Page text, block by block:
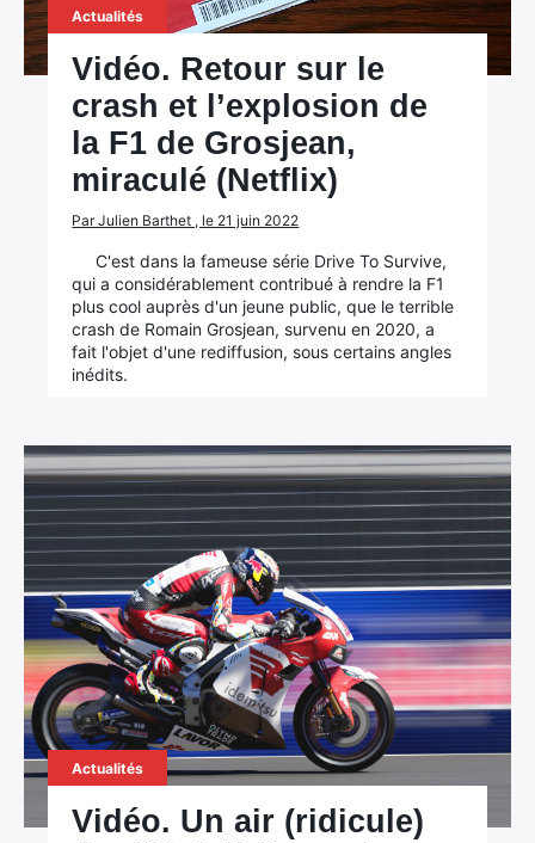
Actualités
Vidéo. Retour sur le
crash et l’explosion de
la F1 de Grosjean,
miraculé (Netflix)
Par Julien Barthet , le 21 juin 2022
C'est dans la fameuse série Drive To Survive,
qui a considérablement contribué à rendre la F1
plus cool auprès d'un jeune public, que le terrible
crash de Romain Grosjean, survenu en 2020, a
fait l'objet d'une rediffusion, sous certains angles
inédits.
Actualités
Vidéo. Un air (ridicule)